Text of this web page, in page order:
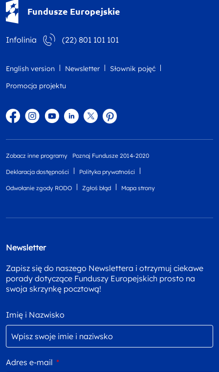
Fundusze Europejskie
Infolinia (22) 801 101 101
English version Newsletter
Słownik pojęć
Promocja projektu
FacebookInstagram
YouTubeLinkedintwitterPinterest
Zobacz inne programy Poznaj Fundusze 2014-2020
Deklaracja dostępności Polityka prywatności
Odwołanie zgody RODO Zgłoś błąd Mapa strony
Newsletter
Zapisz się do naszego Newslettera i otrzymuj ciekawe
porady dotyczące Funduszy Europejskich prosto na
swoja skrzynkę pocztową!
Imię i Nazwisko
Adres e-mail *